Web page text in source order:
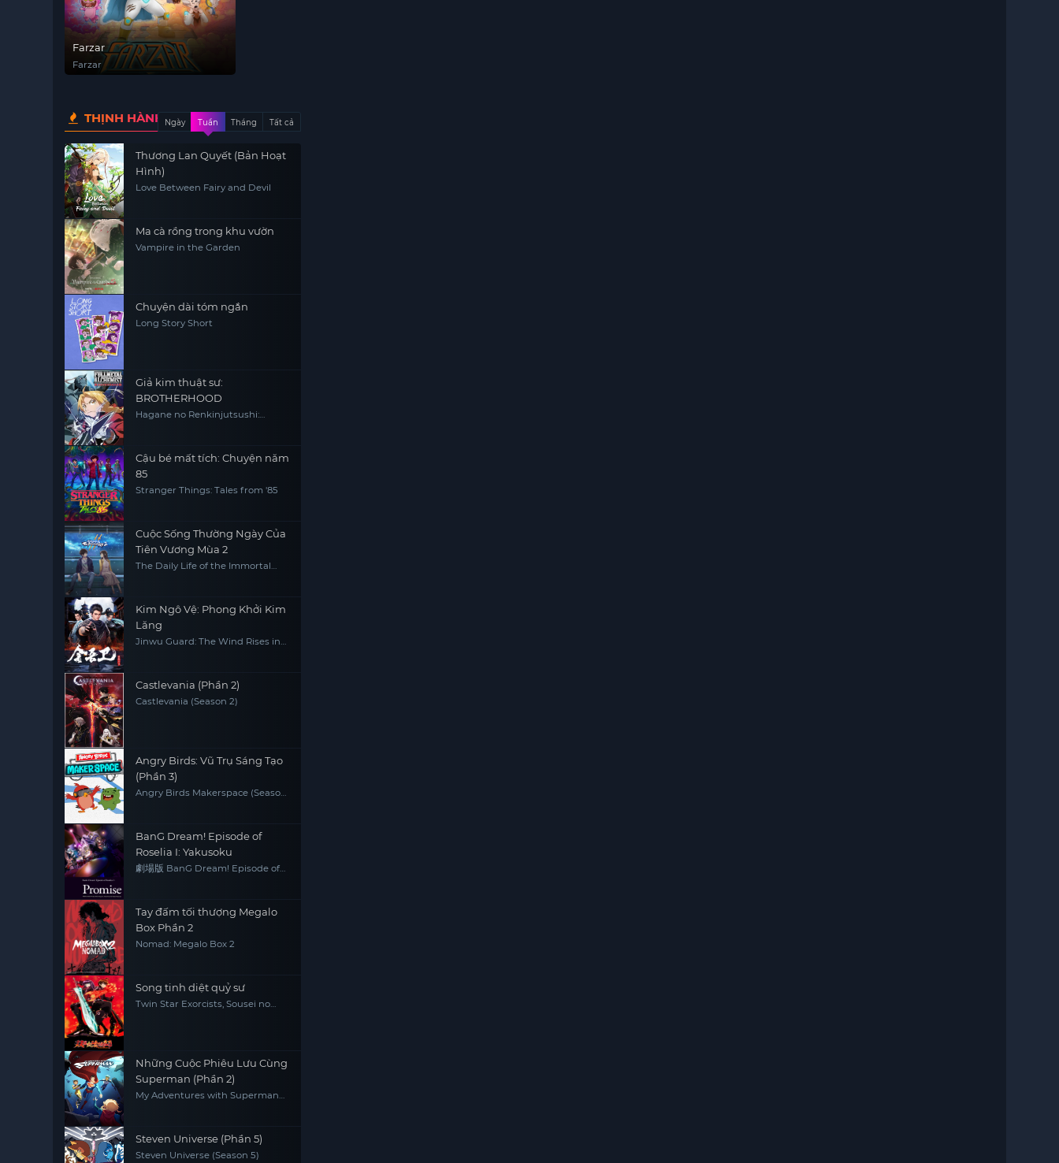
Farzar
Farzar
THỊNH HÀNHNgày Tuần Tháng Tất cả
Thương Lan Quyết (Bản Hoạt
Hình)
Love Between Fairy and Devil
Ma cà rồng trong khu vườn
Vampire in the Garden
Chuyện dài tóm ngắn
Long Story Short
Giả kim thuật sư:
BROTHERHOOD
Hagane no Renkinjutsushi:
Cậu bé mất tích: Chuyện năm
85
Stranger Things: Tales from '85
Cuộc Sống Thường Ngày Của
Tiên Vương Mùa 2
The Daily Life of the Immortal
Kim Ngô Vệ: Phong Khởi Kim
Lăng
Jinwu Guard: The Wind Rises in
Castlevania (Phần 2)
Castlevania (Season 2)
Angry Birds: Vũ Trụ Sáng Tạo
(Phần 3)
Angry Birds Makerspace (Season
BanG Dream! Episode of
Roselia I: Yakusoku
劇場版 BanG Dream! Episode of
Tay đấm tối thượng Megalo
Box Phần 2
Nomad: Megalo Box 2
Song tinh diệt quỷ sư
Twin Star Exorcists, Sousei no
Những Cuộc Phiêu Lưu Cùng
Superman (Phần 2)
My Adventures with Superman
Steven Universe (Phần 5)
Steven Universe (Season 5)